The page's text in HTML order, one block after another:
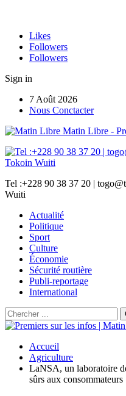
Likes
Followers
Followers
Sign in
7 Août 2026
Nous Conctacter
Matin Libre -
Tel :+228 90 38 37 20 |
Wuiti
Actualité
Politique
Sport
Culture
Économie
Sécurité routière
Publi-reportage
International
Accueil
Agriculture
LaNSA, un laboratoire
sûrs aux consommateurs